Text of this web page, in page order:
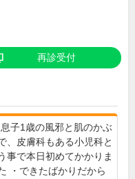
再診受付
息子1歳の風邪と肌のかぶ
、皮膚科もある小児科と
事で本日初めてかかりま
・できたばかりだから